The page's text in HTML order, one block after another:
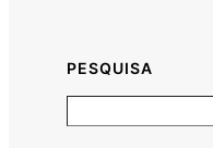
PESQUISA